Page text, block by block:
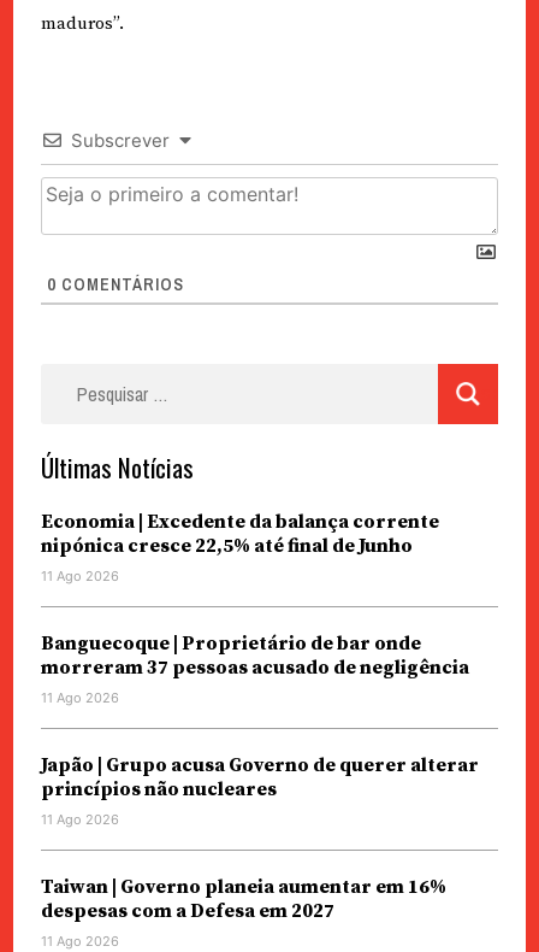
maduros”.
Subscrever
0 COMENTÁRIOS
Últimas Notícias
Economia | Excedente da balança corrente
nipónica cresce 22,5% até final de Junho
11 Ago 2026
Banguecoque | Proprietário de bar onde
morreram 37 pessoas acusado de negligência
11 Ago 2026
Japão | Grupo acusa Governo de querer alterar
princípios não nucleares
11 Ago 2026
Taiwan | Governo planeia aumentar em 16%
despesas com a Defesa em 2027
11 Ago 2026